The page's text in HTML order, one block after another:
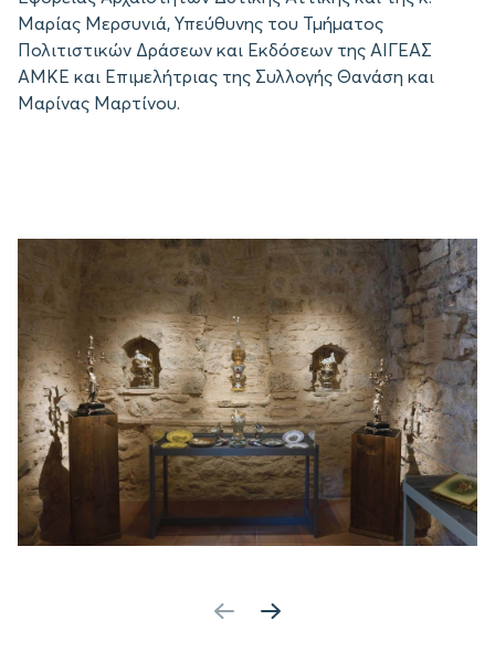
Μαρίας Μερσυνιά, Υπεύθυνης του Τμήματος
Πολιτιστικών Δράσεων και Εκδόσεων της ΑΙΓΕΑΣ
ΑΜΚΕ και Επιμελήτριας της Συλλογής Θανάση και
Μαρίνας Μαρτίνου.